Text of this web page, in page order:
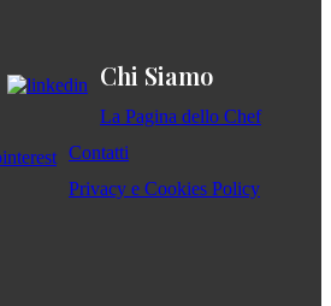
Chi Siamo
La Pagina dello Chef
Contatti
Privacy e Cookies Policy